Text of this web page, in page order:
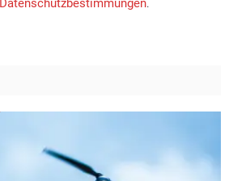
Datenschutzbestimmungen.